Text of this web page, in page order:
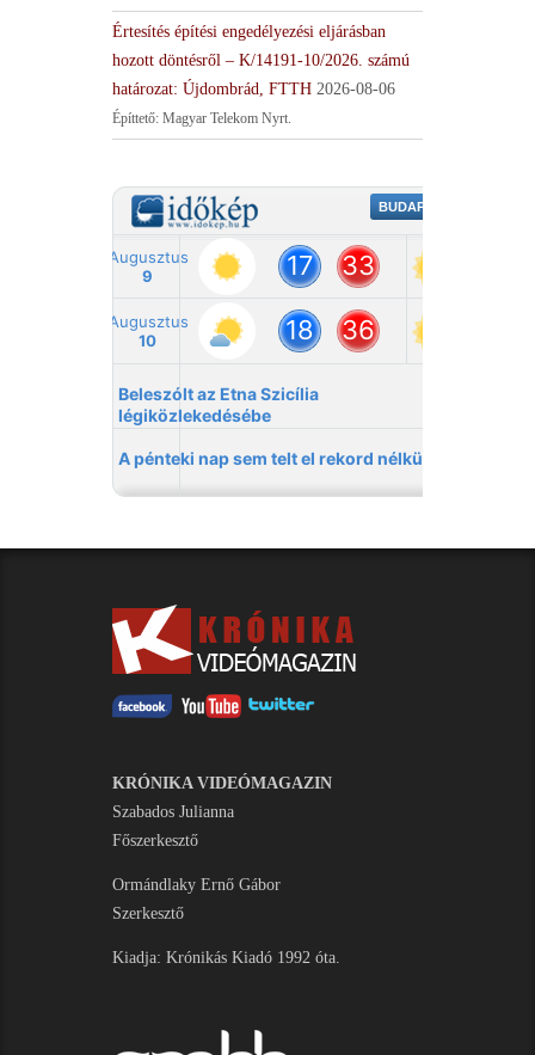
Értesítés építési engedélyezési eljárásban
hozott döntésről – K/14191-10/2026. számú
határozat: Újdombrád, FTTH 2026-08-06
Építtető: Magyar Telekom Nyrt.
KRÓNIKA VIDEÓMAGAZIN
Szabados Julianna
Főszerkesztő
Ormándlaky Ernő Gábor
Szerkesztő
Kiadja: Krónikás Kiadó 1992 óta.